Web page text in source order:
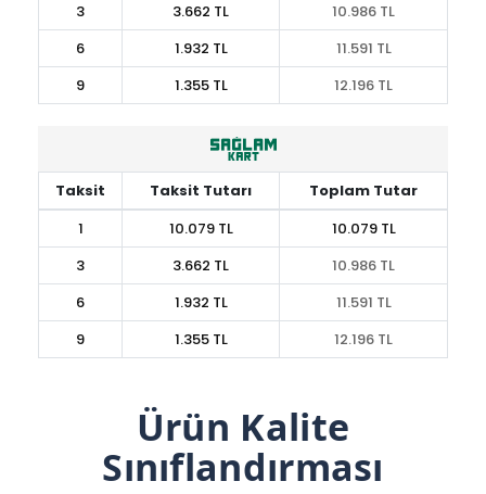
3
3.662 TL
10.986 TL
6
1.932 TL
11.591 TL
9
1.355 TL 12.196 TL
Taksit Taksit Tutarı
Toplam Tutar
1
10.079 TL
10.079 TL
3
3.662 TL
10.986 TL
6
1.932 TL
11.591 TL
9
1.355 TL 12.196 TL
Ürün Kalite
Sınıflandırması